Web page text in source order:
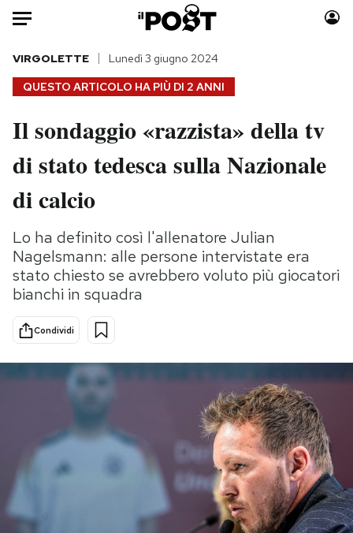
Auto
HOME
Italia
Politica
Tecnologia
Scienza
Cultura
Economia
Sport
Moda
Consumismi
Media
Europa
PODCAST
NEWSLETTER
QUESTO ARTICOLO HA PIÙ DI 2 ANNI
VIRGOLETTE Lunedì 3 giugno 2024
Il sondaggio «razzista» della tv
di stato tedesca sulla Nazionale
di calcio
Lo ha definito così l'allenatore Julian
Nagelsmann: alle persone intervistate era
stato chiesto se avrebbero voluto più giocatori
bianchi in squadra
Condividi